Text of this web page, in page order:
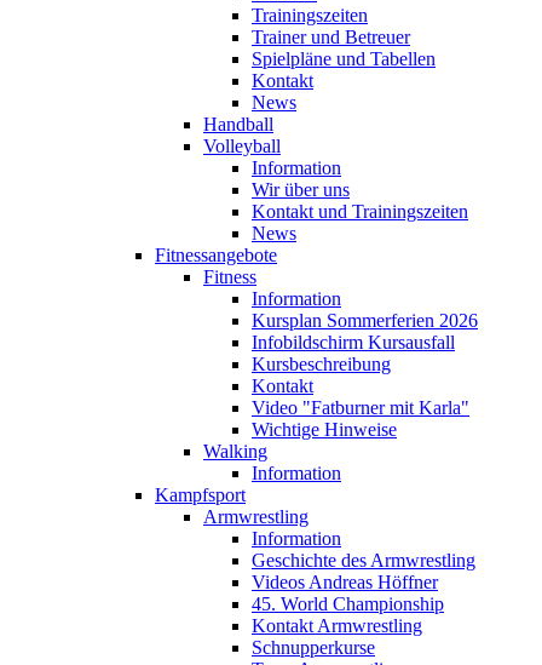
Trainingszeiten
Trainer und Betreuer
Spielpläne und Tabellen
Kontakt
News
Handball
Volleyball
Information
Wir über uns
Kontakt und Trainingszeiten
News
Fitnessangebote
Fitness
Information
Kursplan Sommerferien 2026
Infobildschirm Kursausfall
Kursbeschreibung
Kontakt
Video "Fatburner mit Karla"
Wichtige Hinweise
Walking
Information
Kampfsport
Armwrestling
Information
Geschichte des Armwrestling
Videos Andreas Höffner
45. World Championship
Kontakt Armwrestling
Schnupperkurse